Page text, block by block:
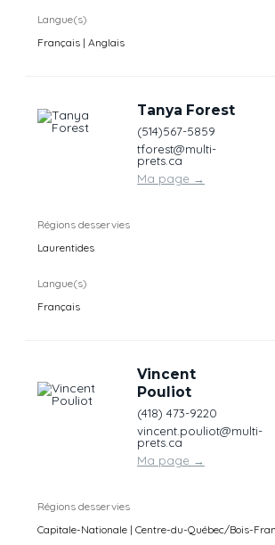
Langue(s)
Français | Anglais
Tanya Forest
(514)567-5859
tforest@multi-
prets.ca
Ma page →
Régions desservies
Laurentides
Langue(s)
Français
Vincent
Pouliot
(418) 473-9220
vincent.pouliot@multi-
prets.ca
Ma page →
Régions desservies
Capitale-Nationale | Centre-du-Québec/Bois-